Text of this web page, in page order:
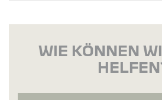
WIE KÖNNEN